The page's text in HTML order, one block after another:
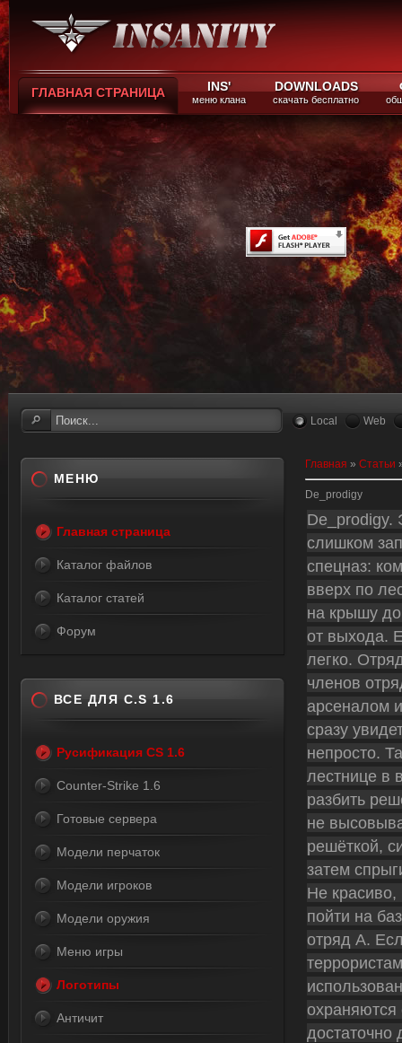
ГЛАВНАЯ СТРАНИЦА INS'
меню клана
DOWNLOADS
скачать бесплатно
Local Web
Главная » Статьи
De_prodigy
De_prodigy.
слишком
спецназ:
вверх по
на крышу
от выхода.
легко.
членов
арсеналом
сразу
непросто.
лестнице в
разбить
не
решёткой,
затем
Не
пойти на
отряд А.
охраняются
достаточно
МЕНЮ
Главная страница
Каталог файлов
Каталог статей
Форум
ВСЕ ДЛЯ C.S 1.6
Русификация CS 1.6
Counter-Strike 1.6
Готовые сервера
Модели перчаток
Модели игроков
Модели оружия
Меню игры
Логотипы
Античит